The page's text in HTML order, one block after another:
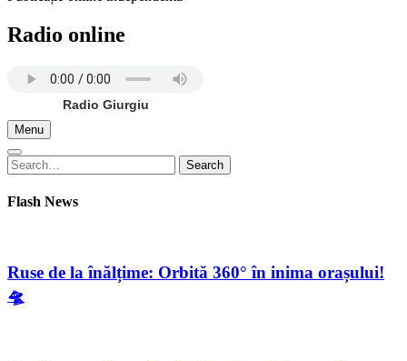
Radio online
Radio Giurgiu
Menu
Search
for:
Search
Flash News
Ruse de la înălțime: Orbită 360° în inima orașului!
🛸